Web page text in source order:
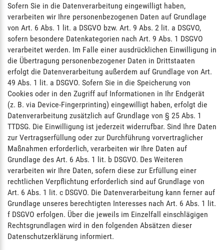
Sofern Sie in die Datenverarbeitung eingewilligt haben,
verarbeiten wir Ihre personenbezogenen Daten auf Grundlage
von Art. 6 Abs. 1 lit. a DSGVO bzw. Art. 9 Abs. 2 lit. a DSGVO,
sofern besondere Datenkategorien nach Art. 9 Abs. 1 DSGVO
verarbeitet werden. Im Falle einer ausdrücklichen Einwilligung in
die Übertragung personenbezogener Daten in Drittstaaten
erfolgt die Datenverarbeitung außerdem auf Grundlage von Art.
49 Abs. 1 lit. a DSGVO. Sofern Sie in die Speicherung von
Cookies oder in den Zugriff auf Informationen in Ihr Endgerät
(z. B. via Device-Fingerprinting) eingewilligt haben, erfolgt die
Datenverarbeitung zusätzlich auf Grundlage von § 25 Abs. 1
TTDSG. Die Einwilligung ist jederzeit widerrufbar. Sind Ihre Daten
zur Vertragserfüllung oder zur Durchführung vorvertraglicher
Maßnahmen erforderlich, verarbeiten wir Ihre Daten auf
Grundlage des Art. 6 Abs. 1 lit. b DSGVO. Des Weiteren
verarbeiten wir Ihre Daten, sofern diese zur Erfüllung einer
rechtlichen Verpflichtung erforderlich sind auf Grundlage von
Art. 6 Abs. 1 lit. c DSGVO. Die Datenverarbeitung kann ferner auf
Grundlage unseres berechtigten Interesses nach Art. 6 Abs. 1 lit.
f DSGVO erfolgen. Über die jeweils im Einzelfall einschlägigen
Rechtsgrundlagen wird in den folgenden Absätzen dieser
Datenschutzerklärung informiert.